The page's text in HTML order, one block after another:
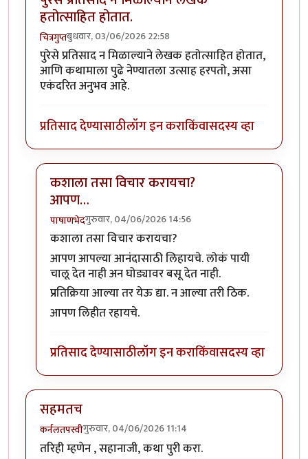
हतोत्साहित होतात.
चित्रगुप्तबुधवार, 03/06/2026 22:58
पुरेसे प्रतिसाद न मिळाल्याने लेखक हतोत्साहित होतात,
आणि कथामाला पुढे नेण्यातला उत्साह हरपतो, असा
एकंदरित अनुभव आहे.
प्रतिसाद देण्यासाठीलॉग इन कराकिंवासदस्य व्हा
कशाला तसा विचार करायचा?
आपण…
पाषाणभेदगुरुवार, 04/06/2026 14:56
In reply toपुरेसे प्रतिसाद न मिळाल्याने लेखक हतोत्साहित
कशाला तसा विचार करायचा?
आपण आपल्या आनंदासाठी लिहायचे. लोकं पायी
चालू देत नाही अन घोड्यावर बसू देत नाही.
प्रतिक्रिया आल्या तर येऊ द्या. न आल्या तरी ठिक.
आपण लिहीत रहायचे.
प्रतिसाद देण्यासाठीलॉग इन कराकिंवासदस्य व्हा
सहमतच
कर्नलतपस्वीगुरुवार, 04/06/2026 11:14
तरिही म्हणेन , सहानाजी, कथा पुरी करा.